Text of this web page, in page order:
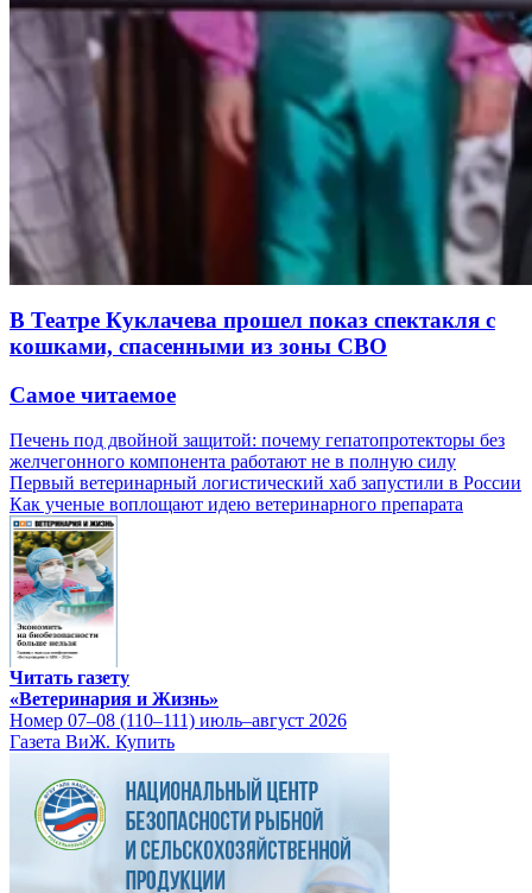
В Театре Куклачева прошел показ спектакля с
кошками, спасенными из зоны СВО
Самое читаемое
Печень под двойной защитой: почему гепатопротекторы без
желчегонного компонента работают не в полную силу
Первый ветеринарный логистический хаб запустили в России
Как ученые воплощают идею ветеринарного препарата
Читать газету
«Ветеринария и Жизнь»
Номер 07–08 (110–111) июль–август 2026
Газета ВиЖ. Купить